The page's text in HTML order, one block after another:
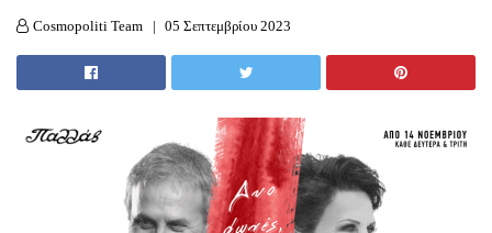
Cosmopoliti Team 05 Σεπτεμβρίου 2023